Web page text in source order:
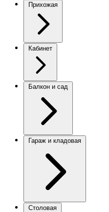
Прихожая
Кабинет
Балкон и сад
Гараж и кладовая
Столовая